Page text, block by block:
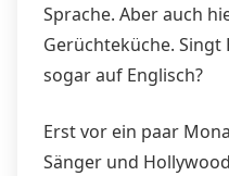
Sprache. Aber auch
Gerüchteküche.
sogar auf Englisch?
Erst vor ein paar
Sänger und